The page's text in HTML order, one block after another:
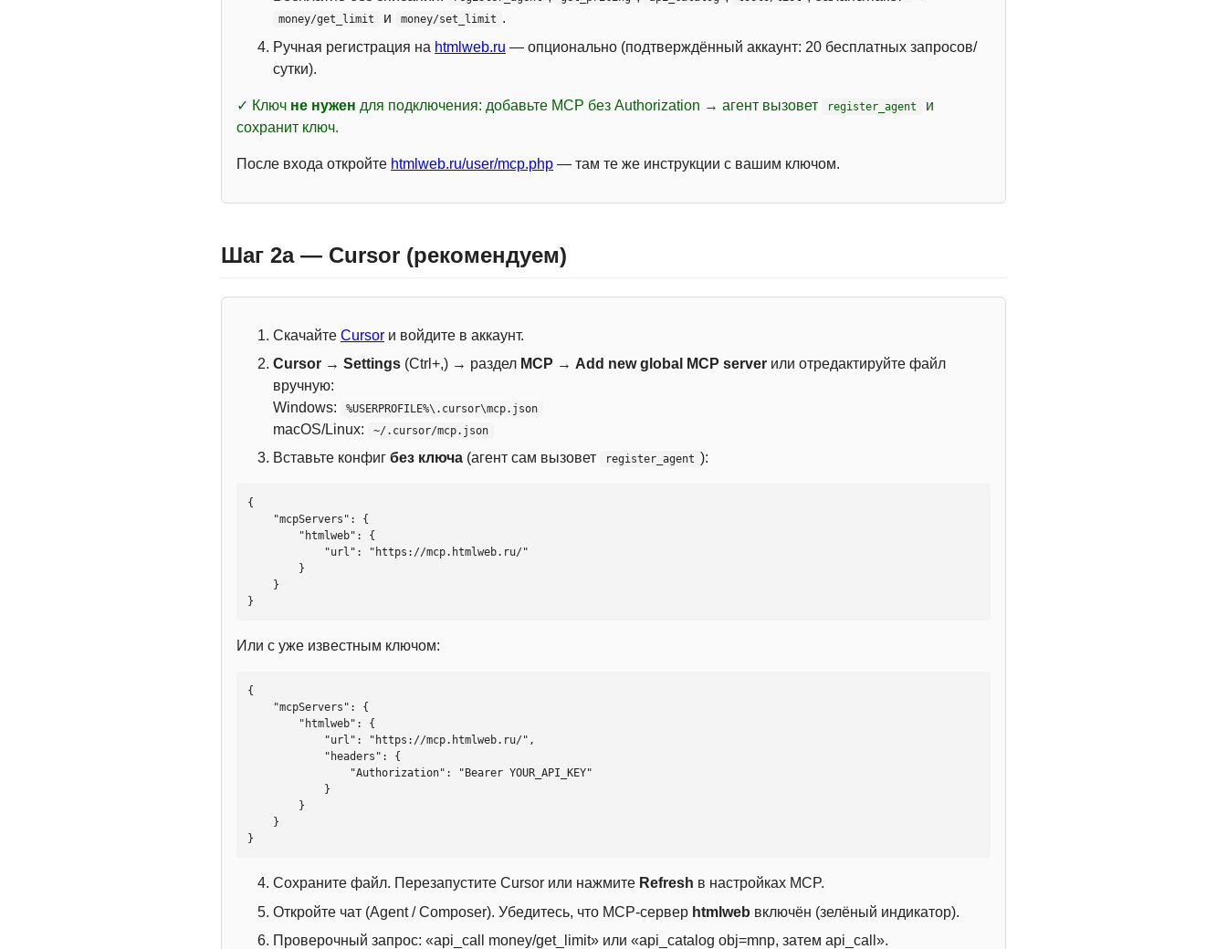
money/get_limit и money/set_limit .
Ручная регистрация на htmlweb.ru — опционально (подтверждённый аккаунт: 20 бесплатных запросов/
сутки).
✓ Ключ не нужен для подключения: добавьте MCP без Authorization → агент вызовет register_agent
и
сохранит ключ.
После входа откройте htmlweb.ru/user/mcp.php — там те же инструкции с вашим ключом.
Шаг 2a — Cursor (рекомендуем)
Скачайте Cursor и войдите в аккаунт.
Cursor → Settings (Ctrl+,) → раздел MCP → Add new global MCP server или отредактируйте файл
вручную:
Windows:
%USERPROFILE%\.cursor\mcp.json
macOS/Linux: ~/.cursor/mcp.json
Вставьте конфиг без ключа (агент сам вызовет register_agent ):
{
}
Или с уже известным ключом:
{
}
Сохраните файл. Перезапустите Cursor или нажмите Refresh в настройках MCP.
Откройте чат (Agent / Composer). Убедитесь, что MCP-сервер htmlweb включён (зелёный индикатор).
Проверочный запрос: «api_call money/get_limit» или «api_catalog obj=mnp, затем api_call».